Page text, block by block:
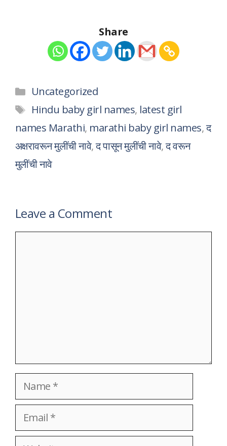
Share
Categories
Uncategorized
Tags
Hindu baby girl names, latest girl
names Marathi, marathi baby girl names,द
अक्षरावरून मुलींची नावे,द पासून मुलींची नावे,द वरून
मुलींची नावे
Leave a Comment
Name
Email
Website